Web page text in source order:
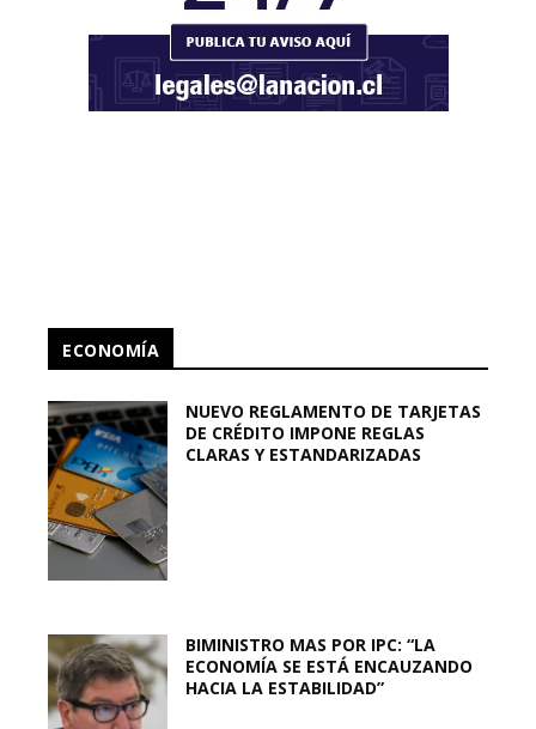
ECONOMÍA
NUEVO REGLAMENTO DE TARJETAS
DE CRÉDITO IMPONE REGLAS
CLARAS Y ESTANDARIZADAS
BIMINISTRO MAS POR IPC: “LA
ECONOMÍA SE ESTÁ ENCAUZANDO
HACIA LA ESTABILIDAD”